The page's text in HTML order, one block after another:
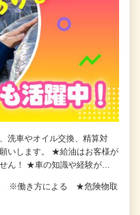
洗車やオイル交換、精算対
いします。 ★給油はお客様が
ん！ ★車の知識や経験が…
※働き方による ★危険物取